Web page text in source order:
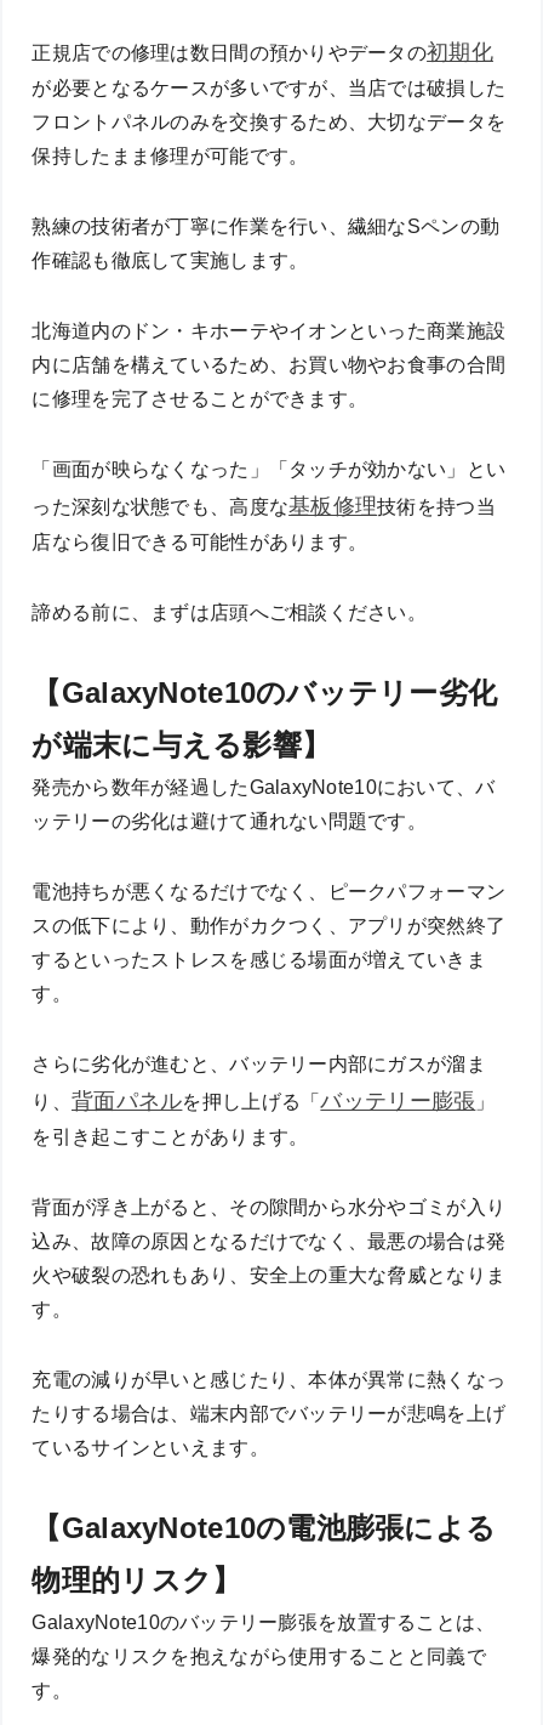
正規店での修理は数日間の預かりやデータの初期化
が必要となるケースが多いですが、当店では破損した
フロントパネルのみを交換するため、大切なデータを
保持したまま修理が可能です。
熟練の技術者が丁寧に作業を行い、繊細なSペンの動
作確認も徹底して実施します。
北海道内のドン・キホーテやイオンといった商業施設
内に店舗を構えているため、お買い物やお食事の合間
に修理を完了させることができます。
「画面が映らなくなった」「タッチが効かない」とい
った深刻な状態でも、高度な基板修理技術を持つ当
店なら復旧できる可能性があります。
諦める前に、まずは店頭へご相談ください。
【GalaxyNote10のバッテリー劣化
が端末に与える影響】
発売から数年が経過したGalaxyNote10において、バ
ッテリーの劣化は避けて通れない問題です。
電池持ちが悪くなるだけでなく、ピークパフォーマン
スの低下により、動作がカクつく、アプリが突然終了
するといったストレスを感じる場面が増えていきま
す。
さらに劣化が進むと、バッテリー内部にガスが溜ま
り、背面パネルを押し上げる「バッテリー膨張 」
を引き起こすことがあります。
背面が浮き上がると、その隙間から水分やゴミが入り
込み、故障の原因となるだけでなく、最悪の場合は発
火や破裂の恐れもあり、安全上の重大な脅威となりま
す。
充電の減りが早いと感じたり、本体が異常に熱くなっ
たりする場合は、端末内部でバッテリーが悲鳴を上げ
ているサインといえます。
【GalaxyNote10の電池膨張による
物理的リスク】
GalaxyNote10のバッテリー膨張を放置することは、
爆発的なリスクを抱えながら使用することと同義で
す。